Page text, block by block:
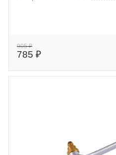
905 ₽
785 ₽